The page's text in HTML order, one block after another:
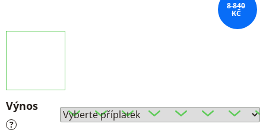
Výnos
?
8 840
KČ